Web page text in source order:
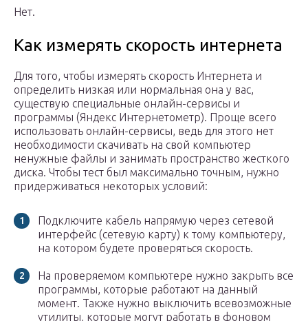
Нет.
Как измерять скорость интернета
Для того, чтобы измерять скорость Интернета и
определить низкая или нормальная она у вас,
существую специальные онлайн-сервисы и
программы (Яндекс Интернетометр). Проще всего
использовать онлайн-сервисы, ведь для этого нет
необходимости скачивать на свой компьютер
ненужные файлы и занимать пространство жесткого
диска. Чтобы тест был максимально точным, нужно
придерживаться некоторых условий:
Подключите кабель напрямую через сетевой
интерфейс (сетевую карту) к тому компьютеру,
на котором будете проверяться скорость.
На проверяемом компьютере нужно закрыть все
программы, которые работают на данный
момент. Также нужно выключить всевозможные
утилиты, которые могут работать в фоновом